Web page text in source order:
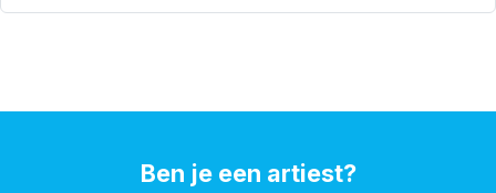
Ben je een artiest?